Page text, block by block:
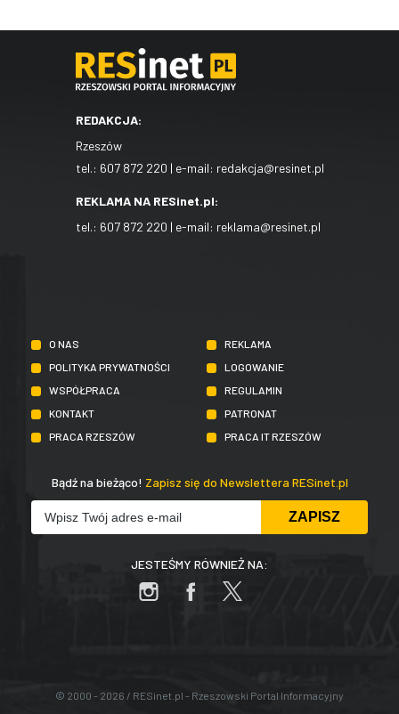
REDAKCJA:
Rzeszów
tel.: 607 872 220 | e-mail: redakcja@resinet.pl
REKLAMA NA RESinet.pl:
tel.: 607 872 220 | e-mail: reklama@resinet.pl
O NAS
REKLAMA
POLITYKA PRYWATNOŚCI
LOGOWANIE
WSPÓŁPRACA
REGULAMIN
KONTAKT
PATRONAT
PRACA RZESZÓW
PRACA IT RZESZÓW
Bądź na bieżąco! Zapisz się do Newslettera RESinet.pl
JESTEŚMY RÓWNIEŻ NA:
© 2000 - 2026 / RESinet.pl - Rzeszowski Portal Informacyjny